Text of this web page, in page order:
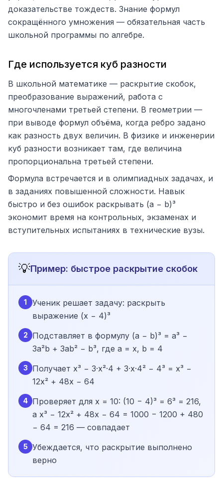
доказательстве тождеств. Знание формул
сокращённого умножения — обязательная часть
школьной программы по алгебре.
Где используется куб разности
В школьной математике — раскрытие скобок,
преобразование выражений, работа с
многочленами третьей степени. В геометрии —
при выводе формул объёма, когда ребро задано
как разность двух величин. В физике и инженерии
куб разности возникает там, где величина
пропорциональна третьей степени.
Формула встречается и в олимпиадных задачах, и
в заданиях повышенной сложности. Навык
быстро и без ошибок раскрывать (a − b)³
экономит время на контрольных, экзаменах и
вступительных испытаниях в технические вузы.
💡Пример: быстрое раскрытие скобок
1
Ученик решает задачу: раскрыть
выражение (x − 4)³
2
Подставляет в формулу (a − b)³ = a³ −
3a²b + 3ab² − b³, где a = x, b = 4
3
Получает x³ − 3·x²·4 + 3·x·4² − 4³ = x³ −
12x² + 48x − 64
4 Проверяет для x = 10: (10 − 4)³ = 6³ = 216,
а x³ − 12x² + 48x − 64 = 1000 − 1200 + 480
− 64 = 216 — совпадает
5 Убеждается, что раскрытие выполнено
верно